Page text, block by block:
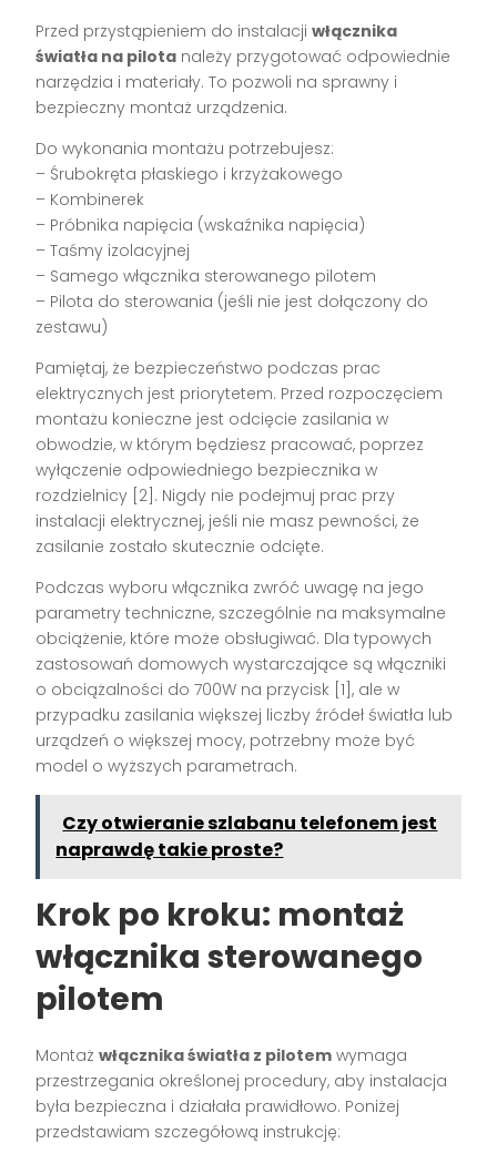
Przed przystąpieniem do instalacjiwłącznika
światła na pilota należy przygotować odpowiednie
narzędzia i materiały. To pozwoli na sprawny i
bezpieczny montaż urządzenia.
Do wykonania montażu potrzebujesz:
– Śrubokręta płaskiego i krzyżakowego
– Kombinerek
– Próbnika napięcia (wskaźnika napięcia)
– Taśmy izolacyjnej
– Samego włącznika sterowanego pilotem
– Pilota do sterowania (jeśli nie jest dołączony do
zestawu)
Pamiętaj, że bezpieczeństwo podczas prac
elektrycznych jest priorytetem. Przed rozpoczęciem
montażu konieczne jest odcięcie zasilania w
obwodzie, w którym będziesz pracować, poprzez
wyłączenie odpowiedniego bezpiecznika w
rozdzielnicy [2]. Nigdy nie podejmuj prac przy
instalacji elektrycznej, jeśli nie masz pewności, że
zasilanie zostało skutecznie odcięte.
Podczas wyboru włącznika zwróć uwagę na jego
parametry techniczne, szczególnie na maksymalne
obciążenie, które może obsługiwać. Dla typowych
zastosowań domowych wystarczające są włączniki
o obciążalności do 700W na przycisk [1], ale w
przypadku zasilania większej liczby źródeł światła lub
urządzeń o większej mocy, potrzebny może być
model o wyższych parametrach.
Czy otwieranie szlabanu telefonem jest
naprawdę takie proste?
Krok po kroku: montaż
włącznika sterowanego
pilotem
Montażwłącznika światła z pilotem wymaga
przestrzegania określonej procedury, aby instalacja
była bezpieczna i działała prawidłowo. Poniżej
przedstawiam szczegółową instrukcję: